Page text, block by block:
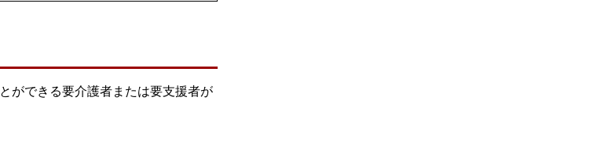
ができる要介護者または要支援者が